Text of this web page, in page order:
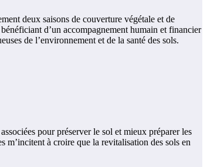
deux saisons de couverture végétale et de
d’un accompagnement humain et financier
de l’environnement et de la santé des sols.
pour préserver le sol et mieux préparer les
m’incitent à croire que la revitalisation des sols en